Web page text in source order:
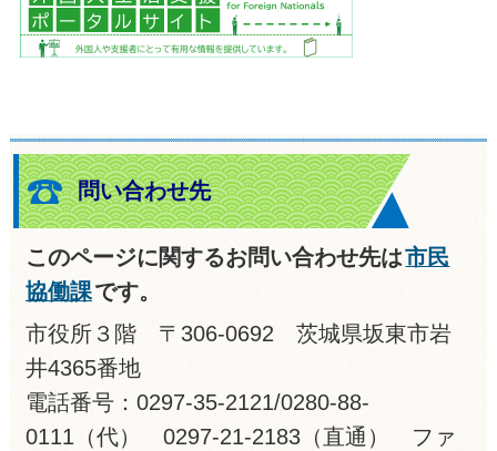
問い合わせ先
このページに関するお問い合わせ先は市民
協働課です。
市役所３階 〒306-0692 茨城県坂東市岩
井4365番地
電話番号：0297-35-2121/0280-88-
0111（代） 0297-21-2183（直通） ファ